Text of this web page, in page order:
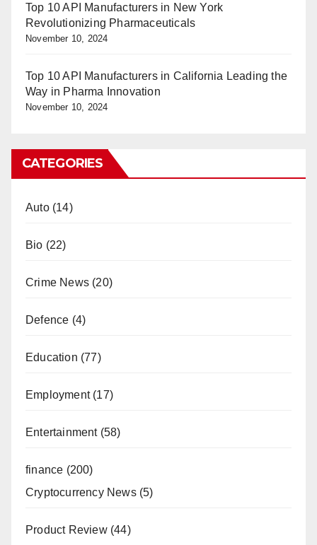
Top 10 API Manufacturers in New York
Revolutionizing Pharmaceuticals
November 10, 2024
Top 10 API Manufacturers in California Leading the
Way in Pharma Innovation
November 10, 2024
CATEGORIES
Auto(14)
Bio (22)
Crime News (20)
Defence (4)
Education (77)
Employment(17)
Entertainment(58)
finance (200)
Cryptocurrency News(5)
Product Review(44)